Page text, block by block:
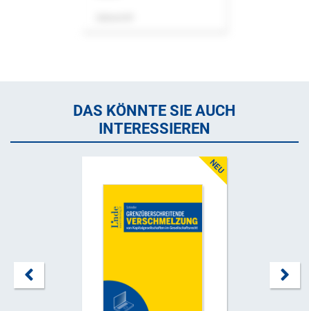
DAS KÖNNTE SIE AUCH
INTERESSIEREN